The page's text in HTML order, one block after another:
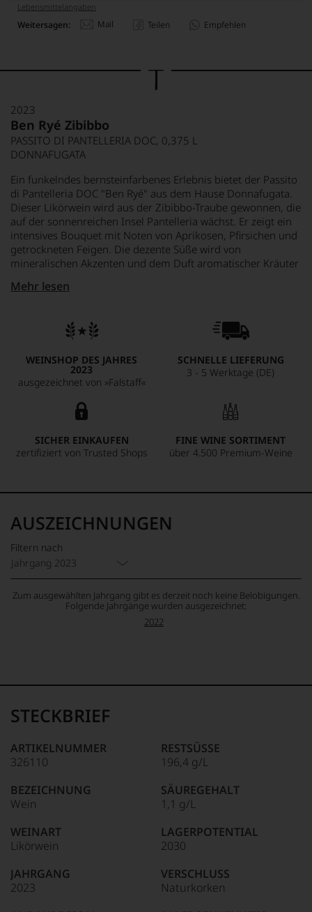
Lebensmittel­angaben
Weitersagen: Mail Teilen Empfehlen
2023
Ben Ryé Zibibbo
PASSITO DI PANTELLERIA DOC, 0,375 L
DONNAFUGATA
Ein funkelndes bernsteinfarbenes Erlebnis bietet der Passito
di Pantelleria DOC "Ben Ryé" aus dem Hause Donnafugata.
Dieser Likörwein wird aus der Zibibbo-Traube gewonnen, die
auf der sonnenreichen Insel Pantelleria wächst. Er zeigt ein
intensives Bouquet mit Noten von Aprikosen, Pfirsichen und
getrockneten Feigen. Die dezente Süße wird von
mineralischen Akzenten und dem Duft aromatischer Kräuter
Balance zwischen süßen und frischen Elementen. Perfekt als
Mehr lesen
WEINSHOP DES JAHRES
2023
ausgezeichnet von »Falstaff«
SCHNELLE LIEFERUNG
3 - 5 Werktage (DE)
SICHER EINKAUFEN
zertifiziert von Trusted Shops
FINE WINE SORTIMENT
über 4.500 Premium-Weine
AUSZEICHNUNGEN
Filtern nach
Jahrgang 2023
Zum ausgewählten Jahrgang gibt es derzeit noch keine Belobigungen.
Folgende Jahrgänge wurden ausgezeichnet:
2022
STECKBRIEF
ARTIKELNUMMER
326110
BEZEICHNUNG
Wein
WEINART
Likörwein
JAHRGANG
2023
RESTSÜSSE
196,4 g/L
SÄUREGEHALT
1,1 g/L
LAGERPOTENTIAL
2030
VERSCHLUSS
Naturkorken